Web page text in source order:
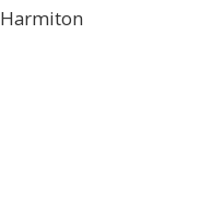
Harmiton